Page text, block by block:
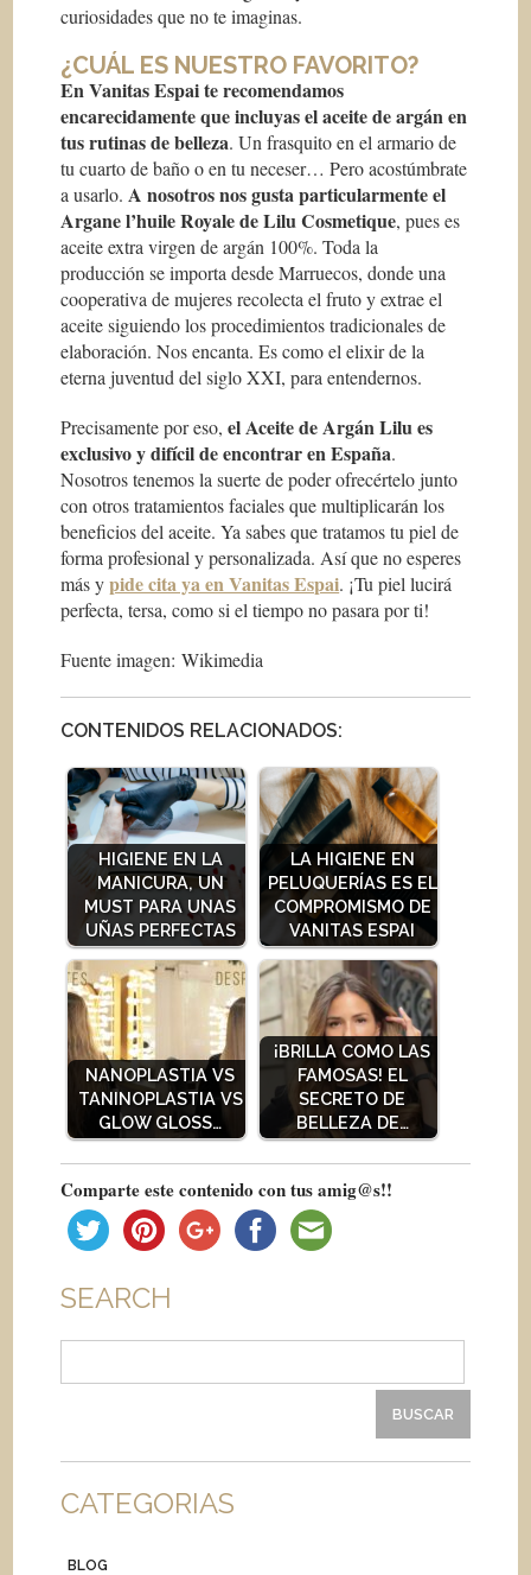
curiosidades que no te imaginas.
¿CUÁL ES NUESTRO FAVORITO?
En Vanitas Espai te recomendamos
encarecidamente que incluyas el aceite de argán en
tus rutinas de belleza. Un frasquito en el armario de
tu cuarto de baño o en tu neceser… Pero acostúmbrate
a usarlo. A nosotros nos gusta particularmente el
Argane l’huile Royale de Lilu Cosmetique, pues es
aceite extra virgen de argán 100%. Toda la
producción se importa desde Marruecos, donde una
cooperativa de mujeres recolecta el fruto y extrae el
aceite siguiendo los procedimientos tradicionales de
elaboración. Nos encanta. Es como el elixir de la
eterna juventud del siglo XXI, para entendernos.
Precisamente por eso,el Aceite de Argán Lilu es
exclusivo y difícil de encontrar en España.
Nosotros tenemos la suerte de poder ofrecértelo junto
con otros tratamientos faciales que multiplicarán los
beneficios del aceite. Ya sabes que tratamos tu piel de
forma profesional y personalizada. Así que no esperes
más ypide cita ya en Vanitas Espai. ¡Tu piel lucirá
perfecta, tersa, como si el tiempo no pasara por ti!
Fuente imagen: Wikimedia
CONTENIDOS RELACIONADOS:
HIGIENE EN LA
MANICURA, UN
MUST PARA UNAS
UÑAS PERFECTAS
LA HIGIENE EN
PELUQUERÍAS ES EL
COMPROMISMO DE
VANITAS ESPAI
NANOPLASTIA VS
TANINOPLASTIA VS
GLOW GLOSS…
¡BRILLA COMO LAS
FAMOSAS! EL
SECRETO DE
BELLEZA DE…
Comparte este contenido con tus amig@s!!
SEARCH
CATEGORIAS
BLOG